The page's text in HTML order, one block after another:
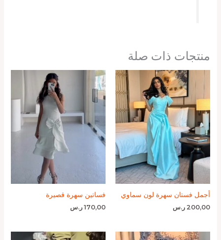
منتجات ذات صلة
أجمل فستان سهرة لون سماوي
200,00 ر.س
فساتين سهرة قصيرة
170,00 ر.س